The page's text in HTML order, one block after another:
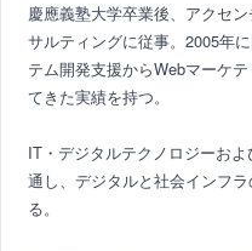
慶應義塾大学卒業後、アクセ
サルティングに従事。2005年
テム開発支援からWebマーケ
てきた実績を持つ。
IT・デジタルテクノロジーお
通し、デジタルと社会インフ
る。